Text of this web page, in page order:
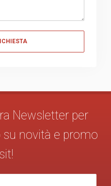
Newsletter per
novità e promo